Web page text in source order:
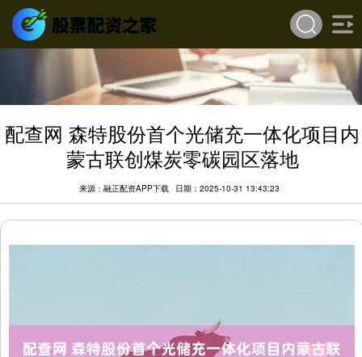
配查网 森特股份首个光储充一体化项目内
蒙古联创煤炭零碳园区落地
来源：融正配资APP下载 日期：2025-10-31 13:43:23